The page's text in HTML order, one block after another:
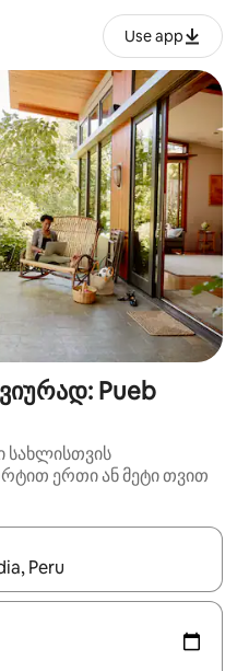
Use app
Pueb
სახლისთვის
ერთი ან მეტი თვით
გახდება, ნავიგაციისთვის